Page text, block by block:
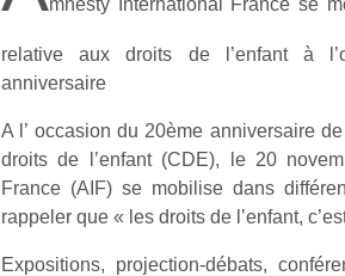
relative aux droits de l’enfant à
anniversaire
A l’ occasion du 20ème anniversaire
droits de l’enfant (CDE), le 20
France (AIF) se mobilise dans
rappeler que « les droits de l’enfant,
Expositions, projection-débats,